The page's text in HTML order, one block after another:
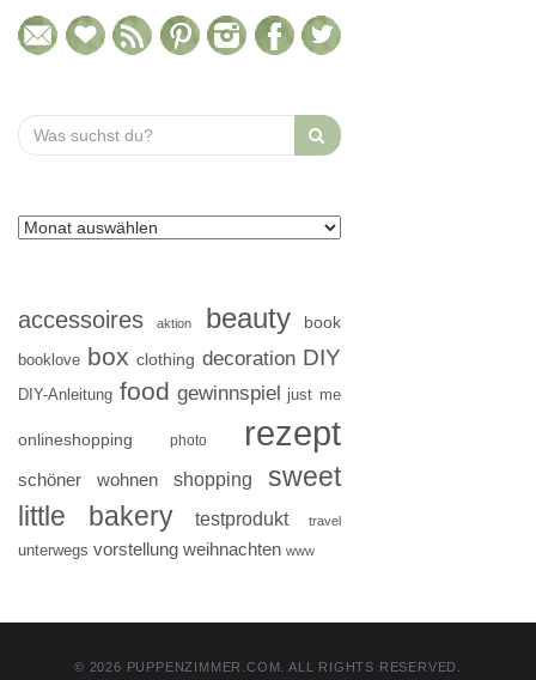
Search
for:
accessoires aktion beauty book
booklove box clothing decoration DIY
DIY-Anleitung food gewinnspiel just me
onlineshopping photo rezept
schöner wohnen shopping
sweet
little bakery
testprodukt travel
unterwegs vorstellung weihnachten www
© 2026 PUPPENZIMMER.COM. ALL RIGHTS RESERVED.